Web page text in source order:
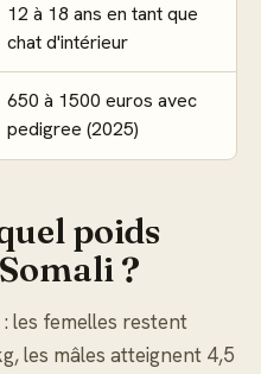
12 à 18 ans en tant que
chat d'intérieur
650 à 1500 euros avec
pedigree (2025)
poids
?
les femelles restent
les mâles atteignent 4,5